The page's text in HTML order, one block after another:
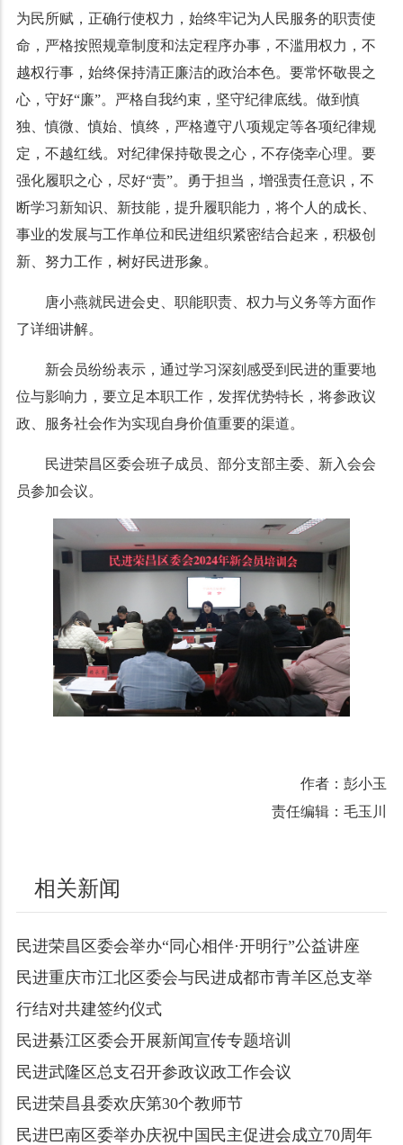
为民所赋，正确行使权力，始终牢记为人民服务的职责使
命，严格按照规章制度和法定程序办事，不滥用权力，不
越权行事，始终保持清正廉洁的政治本色。要常怀敬畏之
心，守好“廉”。严格自我约束，坚守纪律底线。做到慎
独、慎微、慎始、慎终，严格遵守八项规定等各项纪律规
定，不越红线。对纪律保持敬畏之心，不存侥幸心理。要
强化履职之心，尽好“责”。勇于担当，增强责任意识，不
断学习新知识、新技能，提升履职能力，将个人的成长、
事业的发展与工作单位和民进组织紧密结合起来，积极创
新、努力工作，树好民进形象。
唐小燕就民进会史、职能职责、权力与义务等方面作
了详细讲解。
新会员纷纷表示，通过学习深刻感受到民进的重要地
位与影响力，要立足本职工作，发挥优势特长，将参政议
政、服务社会作为实现自身价值重要的渠道。
民进荣昌区委会班子成员、部分支部主委、新入会会
员参加会议。
作者：彭小玉
责任编辑：毛玉川
相关新闻
民进荣昌区委会举办“同心相伴·开明行”公益讲座
民进重庆市江北区委会与民进成都市青羊区总支举
行结对共建签约仪式
民进綦江区委会开展新闻宣传专题培训
民进武隆区总支召开参政议政工作会议
民进荣昌县委欢庆第30个教师节
民进巴南区委举办庆祝中国民主促进会成立70周年